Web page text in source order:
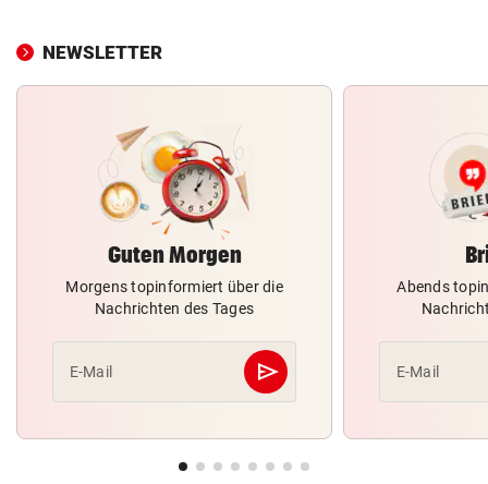
NEWSLETTER
Guten Morgen
Morgens topinformiert über die
Nachrichten des Tages
E-Mail send
Abschicken
Abends
E-Mail